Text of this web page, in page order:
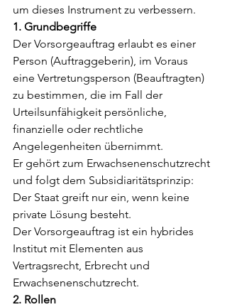
um dieses Instrument zu verbessern.
1. Grundbegriffe
Der Vorsorgeauftrag erlaubt es einer
Person (Auftraggeberin), im Voraus
eine Vertretungsperson (Beauftragten)
zu bestimmen, die im Fall der
Urteilsunfähigkeit persönliche,
finanzielle oder rechtliche
Angelegenheiten übernimmt.
Er gehört zum Erwachsenenschutzrecht
und folgt dem Subsidiaritätsprinzip:
Der Staat greift nur ein, wenn keine
private Lösung besteht.
Der Vorsorgeauftrag ist ein hybrides
Institut mit Elementen aus
Vertragsrecht, Erbrecht und
Erwachsenenschutzrecht.
2. Rollen